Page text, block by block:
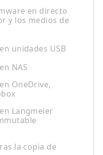
en directo
y los medios de
unidades USB
NAS
OneDrive,
Langmeier
la copia de